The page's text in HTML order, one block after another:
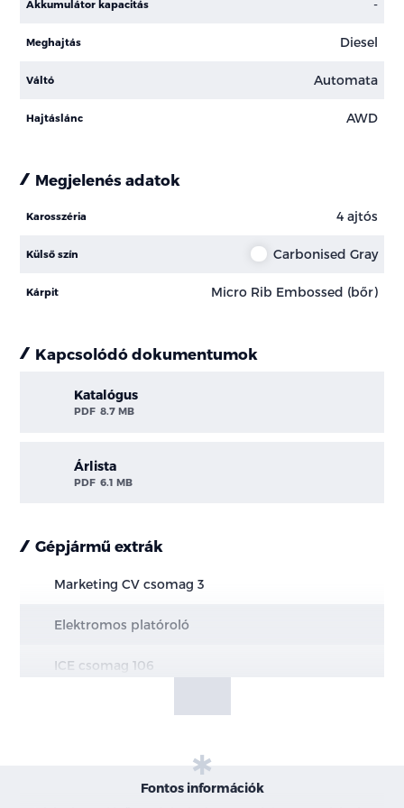
Akkumulátor kapacitás -
Meghajtás Diesel
Váltó Automata
Hajtáslánc AWD
Megjelenés adatok
Karosszéria 4 ajtós
Külső szín Carbonised Gray
Kárpit Micro Rib Embossed (bőr)
Kapcsolódó dokumentumok
Katalógus
PDF 8.7 MB
Árlista
PDF 6.1 MB
Gépjármű extrák
Marketing CV csomag 3
Elektromos platóroló
ICE csomag 106
100 fokos első szélvédő kamera + radar
Fontos információk